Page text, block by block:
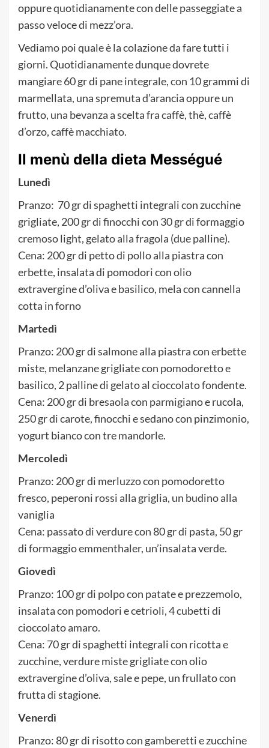
oppure quotidianamente con delle passeggiate a
passo veloce di mezz’ora.
Vediamo poi quale è la colazione da fare tutti i
giorni. Quotidianamente dunque dovrete
mangiare 60 gr di pane integrale, con 10 grammi di
marmellata, una spremuta d’arancia oppure un
frutto, una bevanza a scelta fra caffè, thè, caffè
d’orzo, caffè macchiato.
Il menù della dieta Mességué
Lunedì
Pranzo: 70 gr di spaghetti integrali con zucchine
grigliate, 200 gr di finocchi con 30 gr di formaggio
cremoso light, gelato alla fragola (due palline).
Cena: 200 gr di petto di pollo alla piastra con
erbette, insalata di pomodori con olio
extravergine d’oliva e basilico, mela con cannella
cotta in forno
Martedì
Pranzo: 200 gr di salmone alla piastra con erbette
miste, melanzane grigliate con pomodoretto e
basilico, 2 palline di gelato al cioccolato fondente.
Cena: 200 gr di bresaola con parmigiano e rucola,
250 gr di carote, finocchi e sedano con pinzimonio,
yogurt bianco con tre mandorle.
Mercoledì
Pranzo: 200 gr di merluzzo con pomodoretto
fresco, peperoni rossi alla griglia, un budino alla
vaniglia
Cena: passato di verdure con 80 gr di pasta, 50 gr
di formaggio emmenthaler, un’insalata verde.
Giovedì
Pranzo: 100 gr di polpo con patate e prezzemolo,
insalata con pomodori e cetrioli, 4 cubetti di
cioccolato amaro.
Cena: 70 gr di spaghetti integrali con ricotta e
zucchine, verdure miste grigliate con olio
extravergine d’oliva, sale e pepe, un frullato con
frutta di stagione.
Venerdì
Pranzo: 80 gr di risotto con gamberetti e zucchine